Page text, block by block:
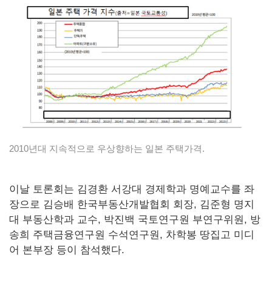
2010년대 지속적으로 우상향하는 일본 주택가격.
이날 토론회는 김경환 서강대 경제학과 명예교수를 좌
장으로 김승배 한국부동산개발협회 회장, 김준형 명지
대 부동산학과 교수, 박진백 국토연구원 부연구위원, 방
송희 주택금융연구원 수석연구원, 차학봉 땅집고 미디
어 본부장 등이 참석했다.